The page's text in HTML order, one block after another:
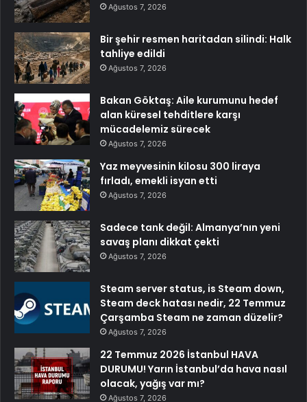
Ağustos 7, 2026
Bir şehir resmen haritadan silindi: Halk
tahliye edildi
Ağustos 7, 2026
Bakan Göktaş: Aile kurumunu hedef
alan küresel tehditlere karşı
mücadelemiz sürecek
Ağustos 7, 2026
Yaz meyvesinin kilosu 300 liraya
fırladı, emekli isyan etti
Ağustos 7, 2026
Sadece tank değil: Almanya’nın yeni
savaş planı dikkat çekti
Ağustos 7, 2026
Steam server status, is Steam down,
Steam deck hatası nedir, 22 Temmuz
Çarşamba Steam ne zaman düzelir?
Ağustos 7, 2026
22 Temmuz 2026 İstanbul HAVA
DURUMU! Yarın İstanbul’da hava nasıl
olacak, yağış var mı?
Ağustos 7, 2026